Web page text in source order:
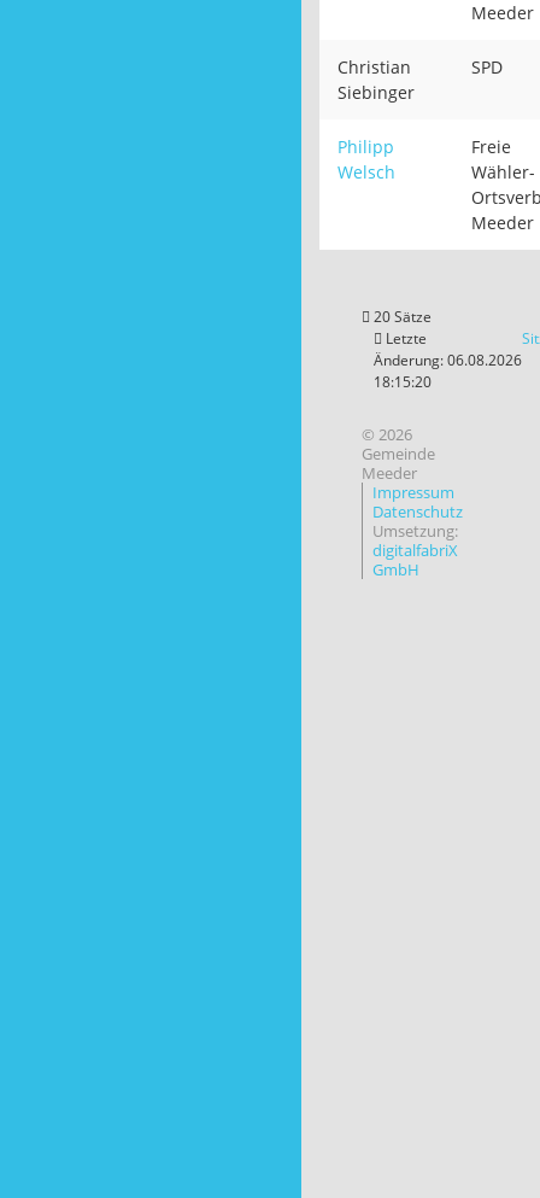
Meeder
Christian
Siebinger
SPD
Philipp
Welsch
Freie
Wähler-
Meeder
20 Sätze
Letzte
Änderung: 06.08.2026
18:15:20
© 2026
Gemeinde
Meeder
Impressum
Datenschutz
Umsetzung:
digitalfabriX
GmbH